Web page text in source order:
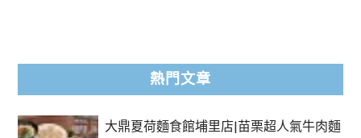
熱門文章
大鼎夏荷麵食館埔里店|苗栗超人氣牛肉麵